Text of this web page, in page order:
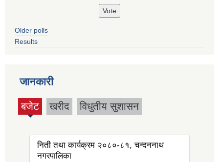
Older polls
Results
जानकारी
बजेट
(active
खरीद विधुतीय सुशासन
निती तथा कार्यक्रम २०८०-८१, चन्दननाथ
नगरपालिका